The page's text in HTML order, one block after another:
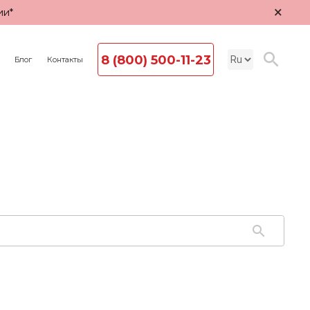
×
Блог Контакты 8 (800) 500-11-23